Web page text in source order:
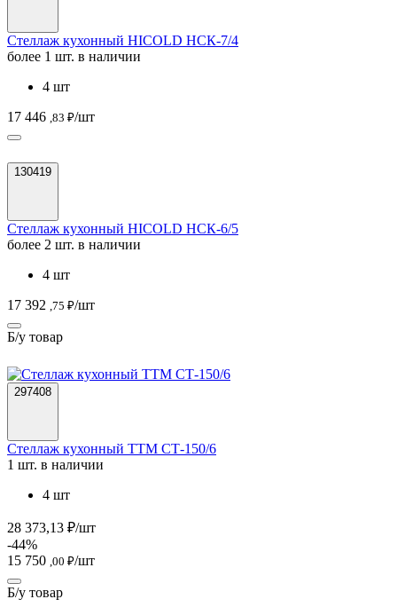
Стеллаж кухонный HICOLD НСК-7/4
более 1 шт. в наличии
4 шт
17 446 ,83 ₽/шт
130419
Стеллаж кухонный HICOLD НСК-6/5
более 2 шт. в наличии
4 шт
17 392 ,75 ₽/шт
Б/у товар
297408
Стеллаж кухонный ТТМ СТ-150/6
1 шт. в наличии
4 шт
28 373,13 ₽/шт
-44%
15 750 ,00 ₽/шт
Б/у товар